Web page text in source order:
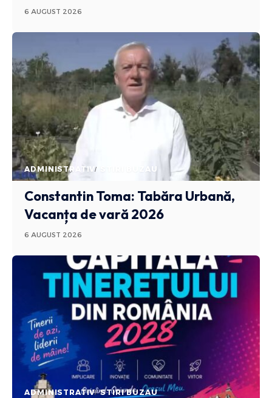
6 AUGUST 2026
ADMINISTRATIV STIRI BUZAU
Constantin Toma: Tabăra Urbană,
Vacanța de vară 2026
6 AUGUST 2026
ADMINISTRATIV STIRI BUZAU